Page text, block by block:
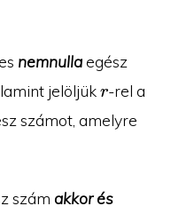
nemnullaegész
jelöljükr
r-rel a
számot, amelyre
szám akkor és